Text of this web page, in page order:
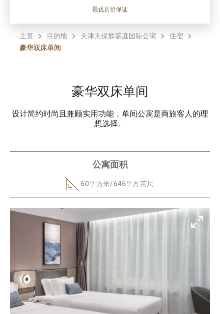
最优房价保证
主页 目的地 天津天保辉盛庭国际公寓
住宿
豪华双床单间
豪华双床单间
设计简约时尚且兼顾实用功能，单间公寓是商旅客人的理
想选择。
公寓面积
60平方米/646平方英尺